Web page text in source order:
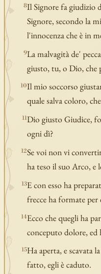
8Il Signore fa giudizio
Signore, secondo la
l'innocenza che è in
9La malvagità de'
giusto, tu, o Dio, che
10Il mio soccorso
quale salva coloro,
11Dio giusto Giudice,
ogni dì?
12Se voi non vi
ha teso il suo Arco, e
13E con esso ha
frecce ha formate
14Ecco che quegli ha
conceputo dolore,
15Ha aperta, e scavata
fatto, egli è caduto.